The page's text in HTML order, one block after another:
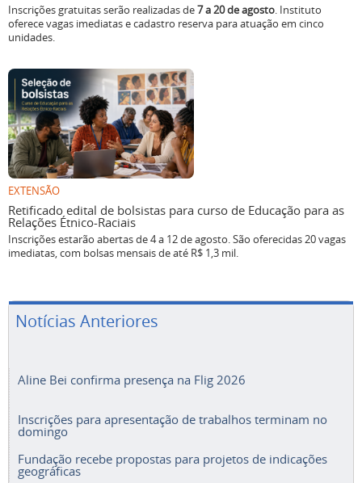
Inscrições gratuitas serão realizadas de7 a 20 de agosto. Instituto
oferece vagas imediatas e cadastro reserva para atuação em cinco
unidades.
EXTENSÃO
Retificado edital de bolsistas para curso de Educação para as
Relações Étnico-Raciais
Inscrições estarão abertas de 4 a 12 de agosto. São oferecidas 20 vagas
imediatas, com bolsas mensais de até R$ 1,3 mil.
Notícias Anteriores
Aline Bei confirma presença na Flig 2026
Inscrições para apresentação de trabalhos terminam no
domingo
Fundação recebe propostas para projetos de indicações
geográficas